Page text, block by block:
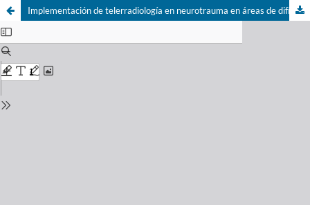
Implementación de telerradiología en neurotrauma en áreas de difícil acceso -revisión sistemática